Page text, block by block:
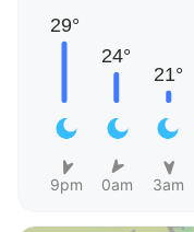
9pm 0am 3am